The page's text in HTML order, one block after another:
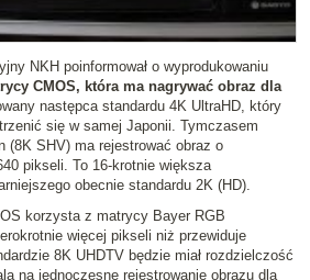
NKH poinformował o wyprodukowaniu
CMOS, która ma nagrywać obraz dla
następca standardu 4K UltraHD, który
się w samej Japonii. Tymczasem
(8K SHV) ma rejestrować obraz o
pikseli. To 16-krotnie większa
obecnie standardu 2K (HD).
korzysta z matrycy Bayer RGB
więcej pikseli niż przewiduje
8K UHDTV będzie miał rozdzielczość
na jednoczesne rejestrowanie obrazu dla